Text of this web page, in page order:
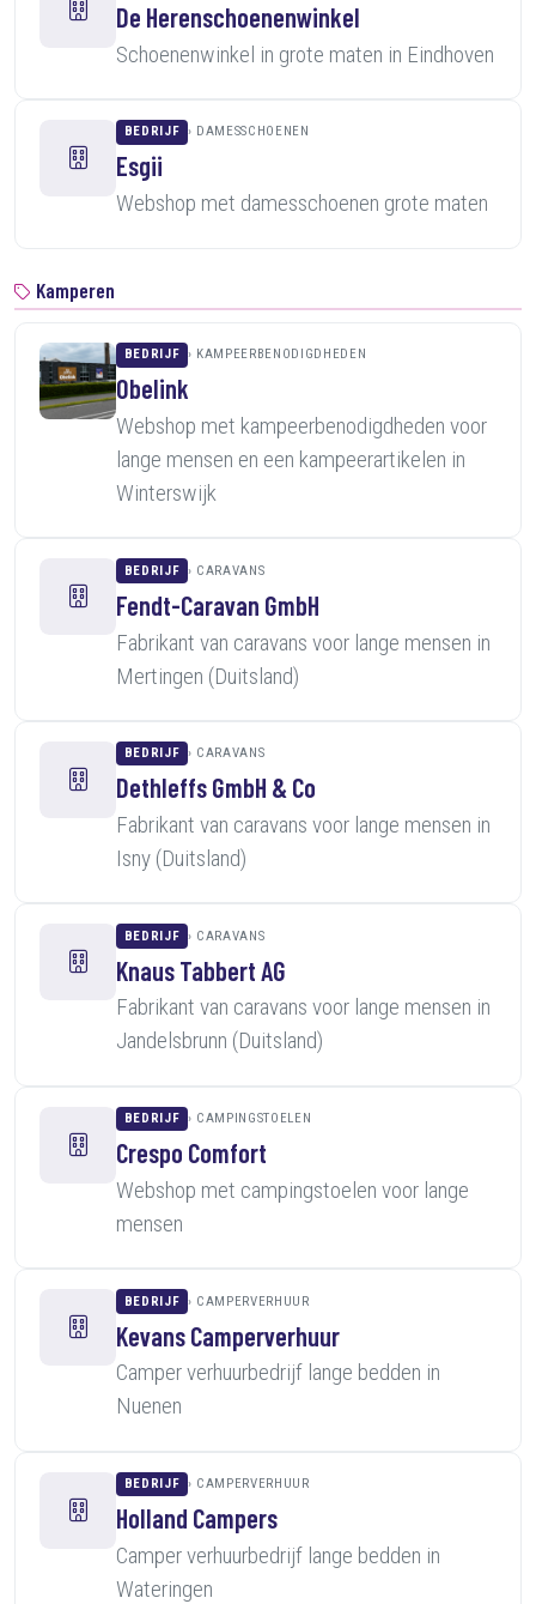
De Herenschoenenwinkel
Schoenenwinkel in grote maten in Eindhoven
BEDRIJF DAMESSCHOENEN
Esgii
Webshop met damesschoenen grote maten
Kamperen
BEDRIJF KAMPEERBENODIGDHEDEN
Obelink
Webshop met kampeerbenodigdheden voor
lange mensen en een kampeerartikelen in
Winterswijk
BEDRIJF CARAVANS
Fendt-Caravan GmbH
Fabrikant van caravans voor lange mensen in
Mertingen (Duitsland)
BEDRIJF CARAVANS
Dethleffs GmbH & Co
Fabrikant van caravans voor lange mensen in
Isny (Duitsland)
BEDRIJF CARAVANS
Knaus Tabbert AG
Fabrikant van caravans voor lange mensen in
Jandelsbrunn (Duitsland)
BEDRIJF CAMPINGSTOELEN
Crespo Comfort
Webshop met campingstoelen voor lange
mensen
BEDRIJF CAMPERVERHUUR
Kevans Camperverhuur
Camper verhuurbedrijf lange bedden in
Nuenen
BEDRIJF CAMPERVERHUUR
Holland Campers
Camper verhuurbedrijf lange bedden in
Wateringen